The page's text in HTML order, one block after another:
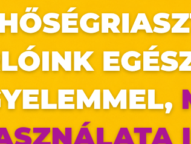
Nem ajánlott ismert
vagy szoptató nők és 18 év alatti
Az EGCG (-)-epigallokatekin-3-gallát
előtt minden esetben olvassa el a
a https://shop.biotechusa.hu/account/
az oldal sütiket használ